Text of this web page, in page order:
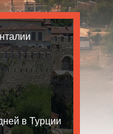
в Турции